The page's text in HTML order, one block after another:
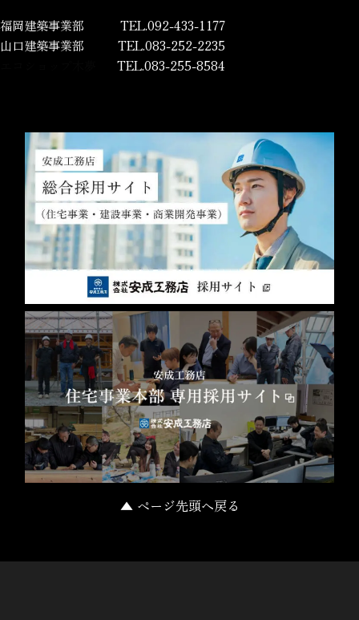
福岡建築事業部
TEL.092-433-1177
山口建築事業部
TEL.083-252-2235
TEL.083-255-8584
▲ ページ先頭へ戻る